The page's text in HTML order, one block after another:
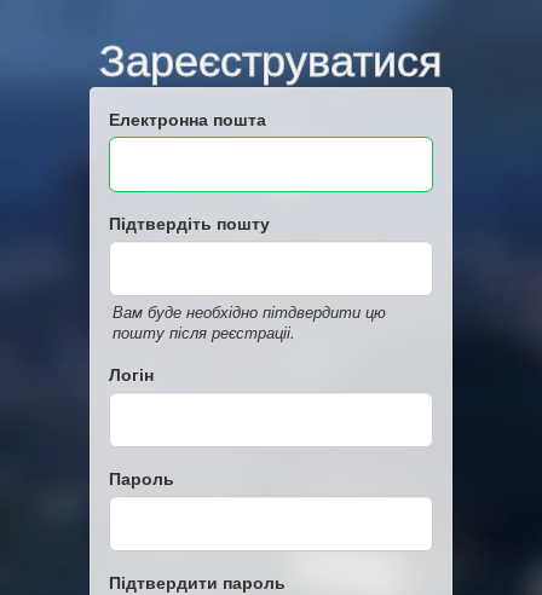
Зареєструватися
Електронна пошта
Підтвердіть пошту
Вам буде необхідно пітдвердити цю
пошту після реєстраціі.
Логін
Пароль
Підтвердити пароль